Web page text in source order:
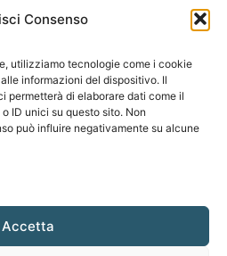
Consenso
utilizziamo tecnologie come i cookie
informazioni del dispositivo. Il
permetterà di elaborare dati come il
ID unici su questo sito. Non
può influire negativamente su alcune
Accetta